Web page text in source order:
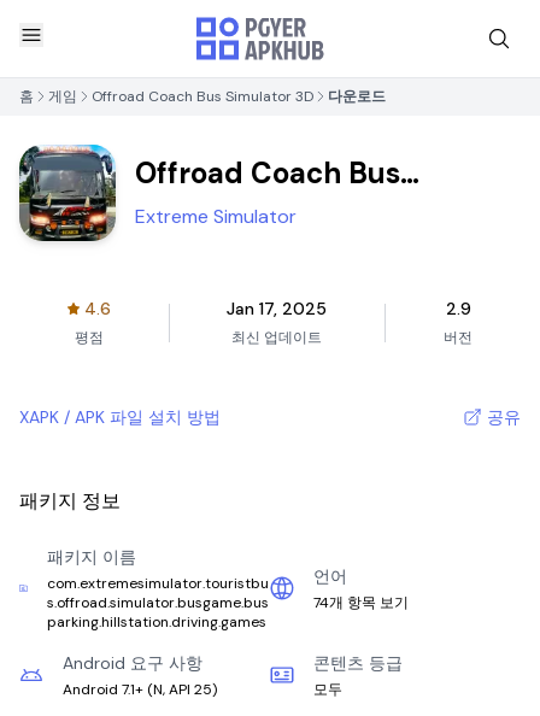
홈 게임 Offroad Coach Bus Simulator 3D 다운로드
Offroad Coach Bus
Simulator 3D
Extreme Simulator
4.6
평점
Jan 17, 2025
최신 업데이트
2.9
버전
XAPK / APK 파일 설치 방법 공유
패키지 정보
패키지 이름
com.extremesimulator.touristbu
s.offroad.simulator.busgame.bus
parking.hillstation.driving.games
언어
74개 항목 보기
Android 요구 사항
Android 7.1+ (N, API 25)
콘텐츠 등급
모두